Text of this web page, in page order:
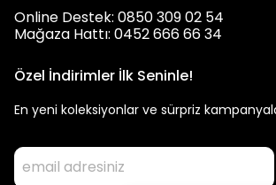
Online Destek: 0850 309 02 54
Mağaza Hattı: 0452 666 66 34
Özel İndirimler İlk Seninle!
En yeni koleksiyonlar ve sürpriz